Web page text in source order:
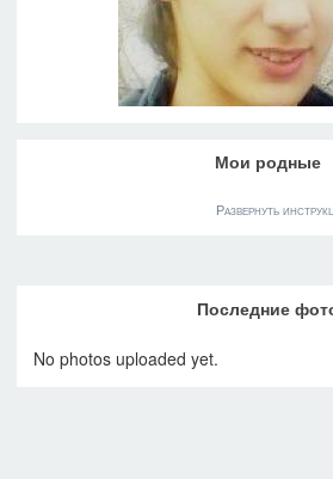
Мои родные
Развернуть
Последние
No photos uploaded yet.